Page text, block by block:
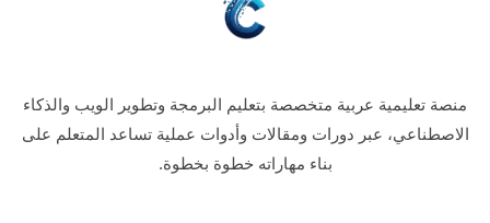
منصة تعليمية عربية متخصصة بتعليم البرمجة وتطوير الويب والذكاء
الاصطناعي، عبر دورات ومقالات وأدوات عملية تساعد المتعلم على
بناء مهاراته خطوة بخطوة.